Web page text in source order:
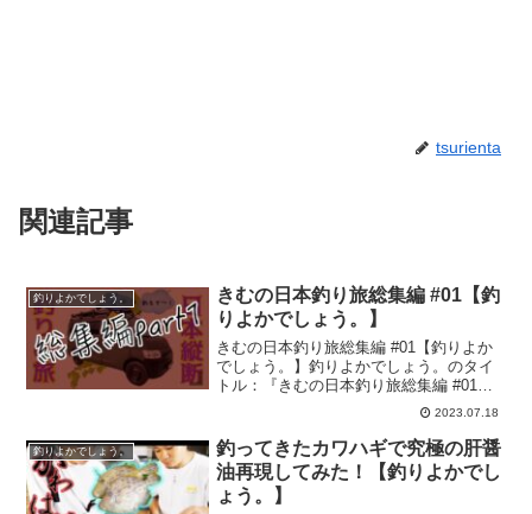
tsurienta
関連記事
釣りよかでしょう。
きむの日本釣り旅総集編 #01【釣
りよかでしょう。】
きむの日本釣り旅総集編 #01【釣りよか
でしょう。】釣りよかでしょう。のタイ
トル：『きむの日本釣り旅総集編 #01』
の釣り動画です。『釣りよかでしょ
う。』はYoutubeで活動する釣り好き集
団。テーマは・・・「とにかく釣りの楽
しさを伝えたい...
2023.07.18
釣りよかでしょう。
釣ってきたカワハギで究極の肝醤
油再現してみた！【釣りよかでし
ょう。】